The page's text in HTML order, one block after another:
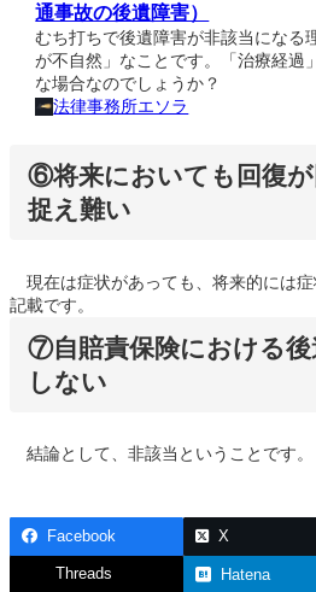
通事故の後遺障害）
むち打ちで後遺障害が非該当になる
が不自然」なことです。「治療経過
な場合なのでしょうか？
法律事務所エソラ
⑥将来においても回復
捉え難い
現在は症状があっても、将来的には
記載です。
⑦自賠責保険における後
しない
結論として、非該当ということです。
Facebook X
Threads Hatena